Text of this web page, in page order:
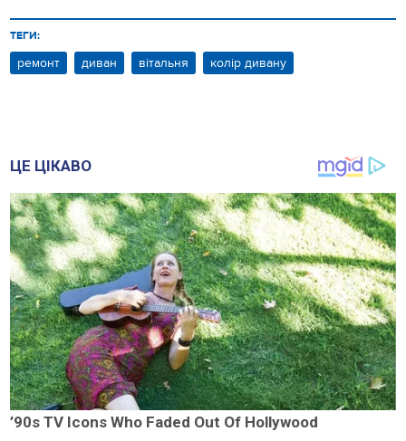
ТЕГИ:
ремонт диван вітальня колір дивану
ЦЕ ЦІКАВО
’90s TV Icons Who Faded Out Of Hollywood